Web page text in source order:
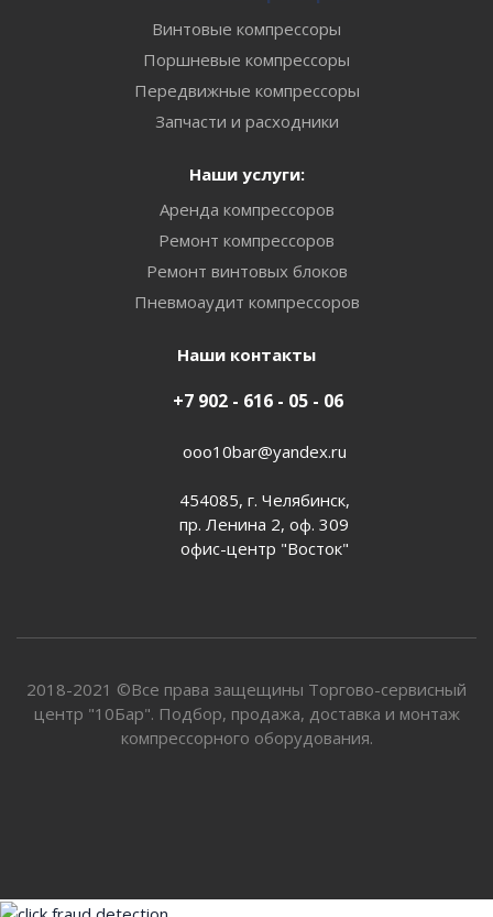
Винтовые компрессоры
Поршневые компрессоры
Передвижные компрессоры
Запчасти и расходники
Наши услуги:
Аренда компрессоров
Ремонт компрессоров
Ремонт винтовых блоков
Пневмоаудит компрессоров
Наши контакты
+7 902 - 616 - 05 - 06
ooo10bar@yandex.ru
454085, г. Челябинск,
пр. Ленина 2, оф. 309
офис-центр "Восток"
2018-2021 ©Все права защещины Торгово-сервисный
центр "10Бар". Подбор, продажа, доставка и монтаж
компрессорного оборудования.